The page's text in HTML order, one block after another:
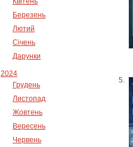
Березень
Лютий
Січень
Дарунки
2024
Грудень
Листопад
Жовтень
Вересень
Червень